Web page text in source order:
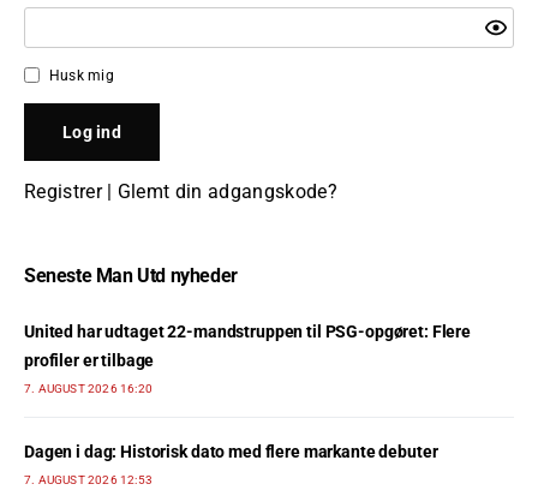
Husk mig
Registrer| Glemt din adgangskode?
Seneste Man Utd nyheder
United har udtaget 22-mandstruppen til PSG-opgøret: Flere
profiler er tilbage
7. AUGUST 2026 16:20
Dagen i dag: Historisk dato med flere markante debuter
7. AUGUST 2026 12:53